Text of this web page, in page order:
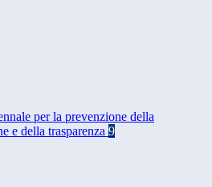
per la prevenzione della
e della trasparenza 9